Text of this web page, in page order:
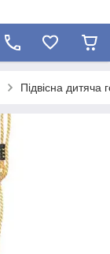
Підвісна дитяча